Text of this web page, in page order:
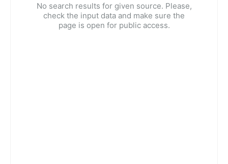
No search results for given source. Please,
check the input data and make sure the
page is open for public access.